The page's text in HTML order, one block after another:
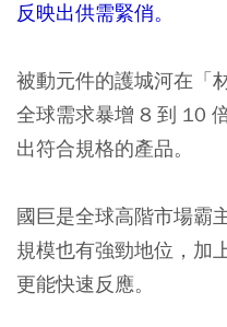
反映出供需緊俏。
被動元件的護城河在「
全球需求暴增 8 到 10
出符合規格的產品。
國巨是全球高階市場霸
規模也有強勁地位，加
更能快速反應。